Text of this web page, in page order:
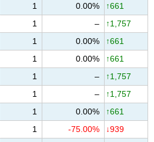
1 0.00%
↑661
1 –
↑1,757
1 0.00%
↑661
1 0.00%
↑661
1 –
↑1,757
1 –
↑1,757
1 0.00%
↑661
1 -75.00%
↓939